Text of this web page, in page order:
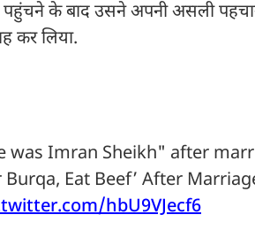
पहुंचने के बाद उसने अपनी असली
कर लिया.
was Imran Sheikh" after
Eat Beef’ After
hbU9VJecf6